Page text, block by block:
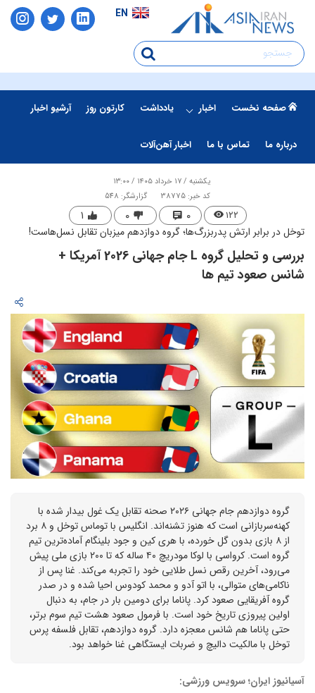
EN
صفحه نخست اخبار یادداشت کارتون روز آرشیو اخبار
درباره ما تماس با ما اخبار آهن‌آلات
یکشنبه / ۱۷ خرداد ۱۴۰۵ / ۱۳:۰۰
کد خبر: 38775
گزارشگر: 548
۱۲۲ ۰ ۰ ۱
توخل در برابر ارتش پدربزرگ‌ها؛ گروه دوازدهم میزبان تقابل نسل‌هاست!
بررسی و تحلیل گروه L جام جهانی 2026 آمریکا +
شانس صعود تیم ها
گروه دوازدهم جام جهانی ۲۰۲۶ صحنه تقابل یک غول بیدار شده با
کهنه‌سربازانی است که هنوز تشنه‌اند. انگلیس با توماس توخل و ۸ برد
از ۸ بازی بدون گل خورده، با هری کین و جود بلینگام آماده‌ترین تیم
گروه است. کرواسی با لوکا مودریچ ۴۰ ساله که تا ۲۰۰ بازی ملی پیش
می‌رود، آخرین رقص نسل طلایی خود را تجربه می‌کند. غنا پس از
ناکامی‌های متوالی، با اتو آدو و محمد کودوس احیا شده و در صدر
گروه آفریقایی صعود کرد. پاناما برای دومین بار در جام، به دنبال
اولین پیروزی تاریخ خود است. با فرمول صعود هشت تیم سوم برتر،
حتی پاناما هم شانس معجزه دارد. گروه دوازدهم، تقابل فلسفه پرس
توخل با مالکیت دالیچ و ضربات ایستگاهی غنا خواهد بود.
آسیانیوز ایران؛ سرویس ورزشی: